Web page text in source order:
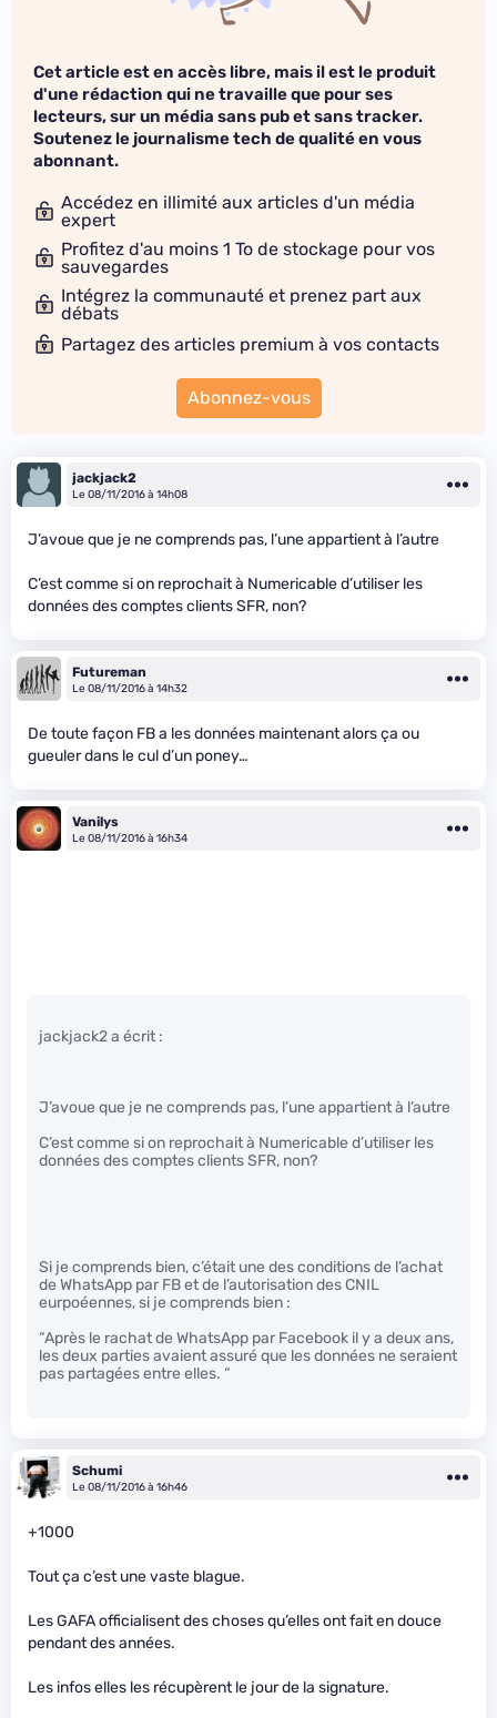
Cet article est en accès libre, mais il est le produit
d'une rédaction qui ne travaille que pour ses
lecteurs, sur un média sans pub et sans tracker.
Soutenez le journalisme tech de qualité en vous
abonnant.
Accédez en illimité aux articles d'un média
expert
Profitez d'au moins 1 To de stockage pour vos
sauvegardes
Intégrez la communauté et prenez part aux
débats
Partagez des articles premium à vos contacts
Abonnez-vous
jackjack2
Le 08/11/2016 à 14h08
J’avoue que je ne comprends pas, l’une appartient à l’autre
C’est comme si on reprochait à Numericable d’utiliser les
données des comptes clients SFR, non?
Futureman
Le 08/11/2016 à 14h32
De toute façon FB a les données maintenant alors ça ou
gueuler dans le cul d’un poney…
Vanilys
Le 08/11/2016 à 16h34
jackjack2 a écrit :
J’avoue que je ne comprends pas, l’une appartient à l’autre
C’est comme si on reprochait à Numericable d’utiliser les
données des comptes clients SFR, non?
Si je comprends bien, c’était une des conditions de l’achat
de WhatsApp par FB et de l’autorisation des CNIL
eurpoéennes, si je comprends bien :
“Après le rachat de WhatsApp par Facebook il y a deux ans,
les deux parties avaient assuré que les données ne seraient
pas partagées entre elles. “
Schumi
Le 08/11/2016 à 16h46
+1000
Tout ça c’est une vaste blague.
Les GAFA officialisent des choses qu’elles ont fait en douce
pendant des années.
Les infos elles les récupèrent le jour de la signature.